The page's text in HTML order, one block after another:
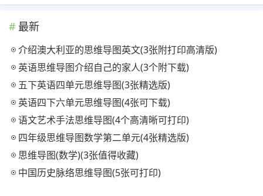
最新
介绍澳大利亚的思维导图英文(3张附打印高清版)
英语思维导图介绍自己的家人(3个附下载)
五下英语四单元思维导图(3张精选版)
英语四下六单元思维导图(4张可下载)
语文艺术手法思维导图(4个高清晰可打印)
四年级思维导图数学第二单元(4张精选版)
思维导图(数学)(3张值得收藏)
中国历史脉络思维导图(5张可打印)